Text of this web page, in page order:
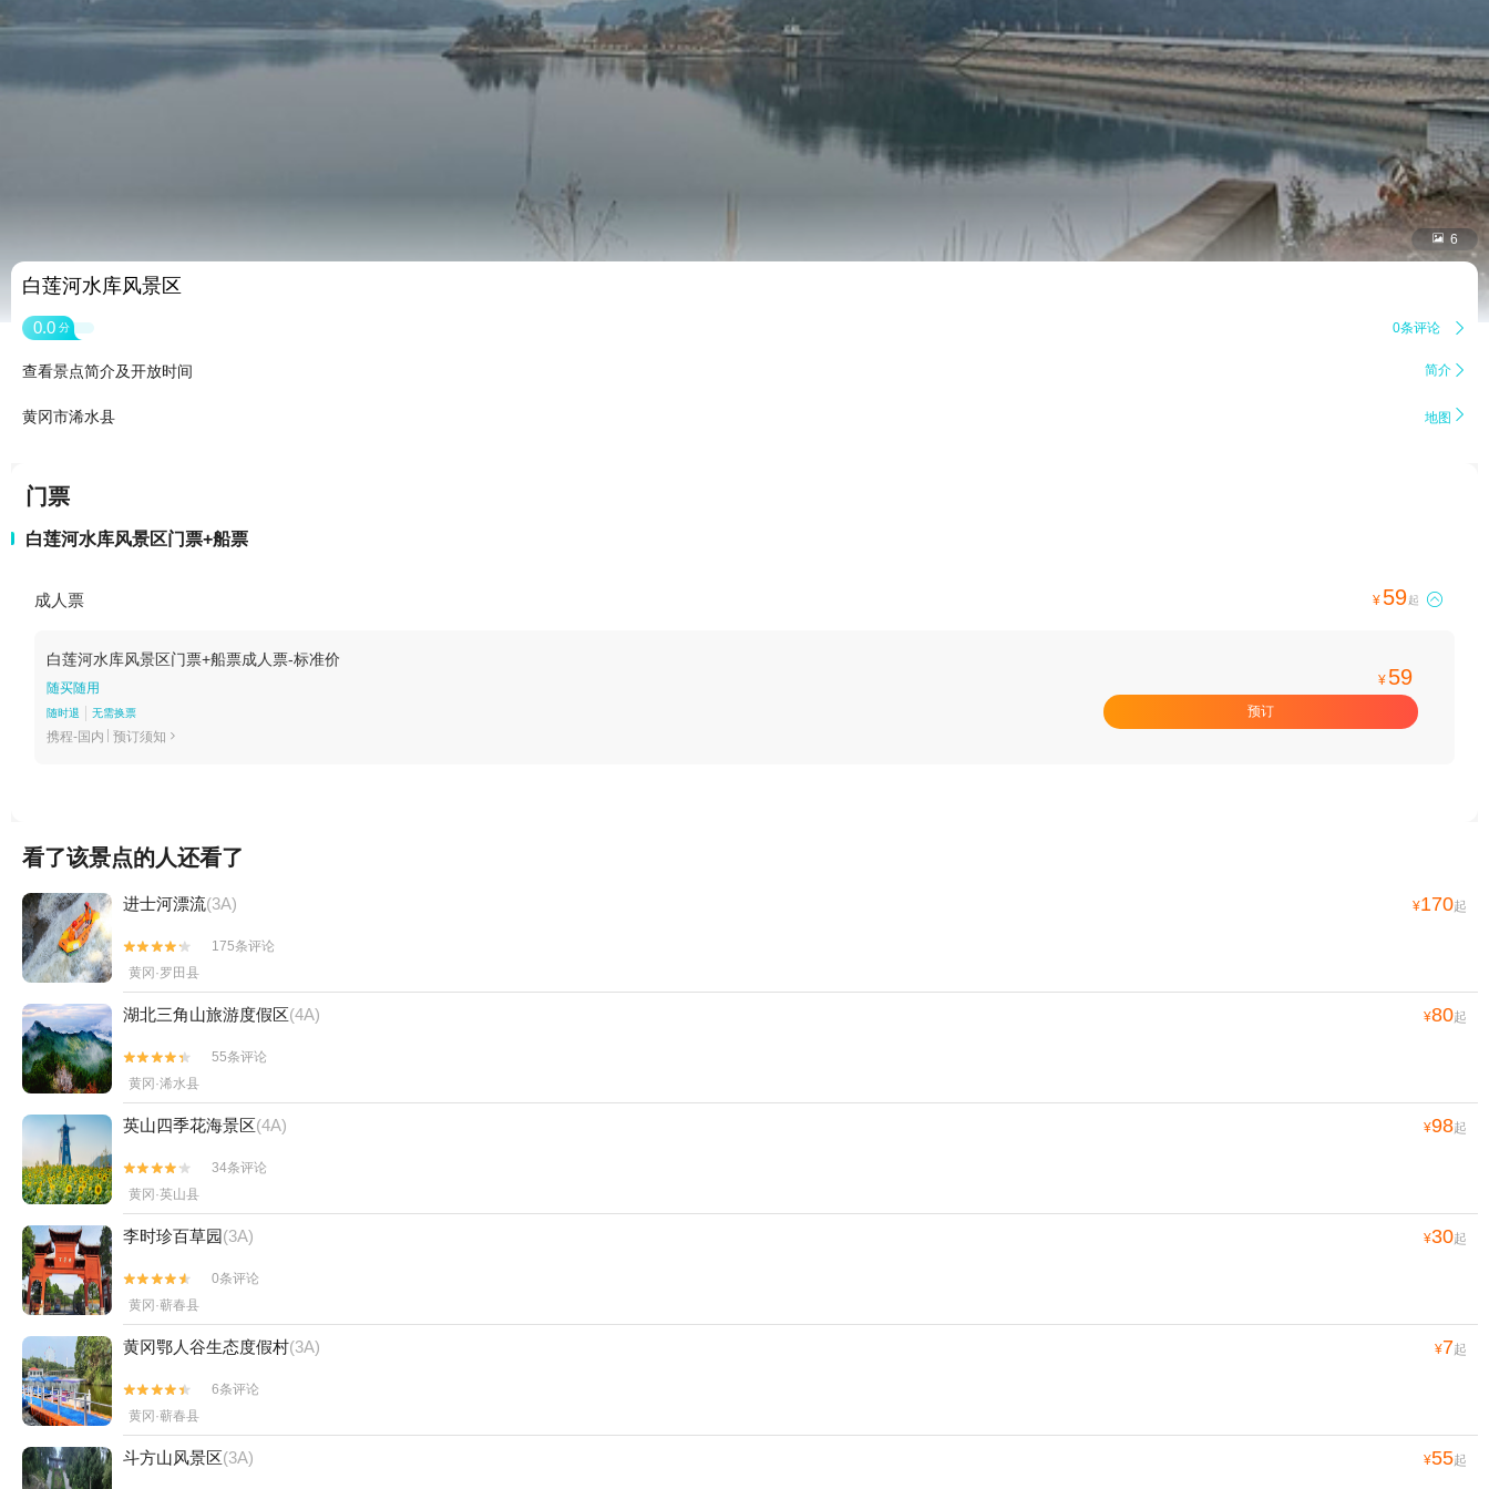
 6
白莲河水库风景区
0.0 分 0条评论 
查看景点简介及开放时间 简介 
黄冈市浠水县 地图 
门票
白莲河水库风景区门票+船票
成人票 ¥ 59起 
白莲河水库风景区门票+船票成人票-标准价
随买随用
随时退 无需换票
携程-国内 预订须知 
¥ 59
预订
看了该景点的人还看了
进士河漂流(3A) ¥170起


175条评论
黄冈·罗田县
湖北三角山旅游度假区(4A) ¥80起


55条评论
黄冈·浠水县
英山四季花海景区(4A) ¥98起


34条评论
黄冈·英山县
李时珍百草园(3A) ¥30起


0条评论
黄冈·蕲春县
黄冈鄂人谷生态度假村(3A) ¥7起


6条评论
黄冈·蕲春县
斗方山风景区(3A) ¥55起